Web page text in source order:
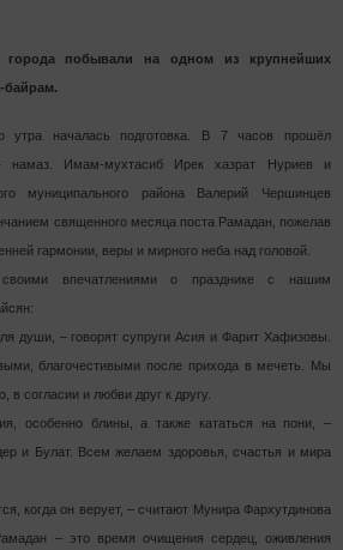
города побывали на одном из крупнейших
байрам.
утра началась подготовка. В 7 часов прошёл
намаз. Имам-мухтасиб Ирек хазрат Нуриев и
муниципального района Валерий Чершинцев
священного месяца поста Рамадан, пожелав
гармонии, веры и мирного неба над головой.
своими впечатлениями о празднике с нашим
души, ‒ говорят супруги Асия и Фарит Хафизовы.
благочестивыми после прихода в мечеть. Мы
согласии и любви друг к другу.
особенно блины, а также кататься на пони, ‒
и Булат. Всем желаем здоровья, счастья и мира
когда он верует, ‒ считают Мунира Фархутдинова
‒ это время очищения сердец, оживления